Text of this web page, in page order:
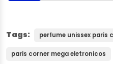
Tags: perfume unissex paris
paris corner mega eletronicos